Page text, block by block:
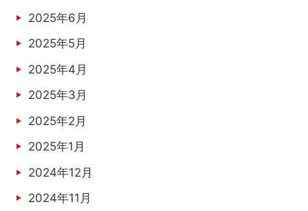
2025年6月
2025年5月
2025年4月
2025年3月
2025年2月
2025年1月
2024年12月
2024年11月